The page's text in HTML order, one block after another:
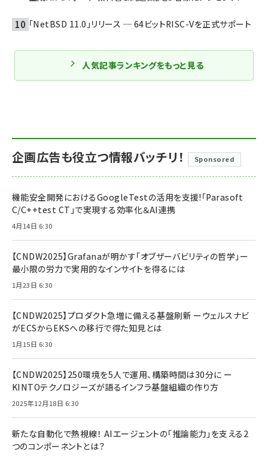
「NetBSD 11.0」リリース ─ 64ビットRISC-Vを正式サポート
人気記事ランキングをもっと見る
企画広告も役立つ情報バッチリ！ Sponsored
機能安全開発におけるGoogleTestの活用を支援!「Parasoft
C/C++test CT」で実現する効率化＆AI連携
4月14日 6:30
【CNDW2025】Grafanaが明かす「オブザーバビリティの哲学」ー
最小限の労力で実用的なインサイトを得るには
1月23日 6:30
【CNDW2025】プロダクト急増に備える基盤刷新 ーウェルスナビ
がECSからEKSへの移行で得た知見とは
1月15日 6:30
【CNDW2025】250環境を5人で運用、構築時間は30分に ー
KINTOテクノロジーズが語るインフラ基盤組織の作り方
2025年12月18日 6:30
新たな自動化で熱視線！ AIエージェントの「推論能力」を支える2
つのコンポーネントとは？